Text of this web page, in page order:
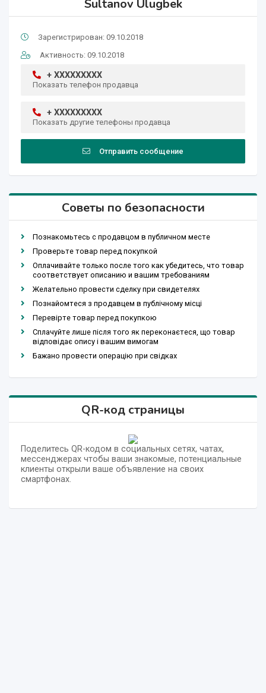
Sultanov Ulugbek
Зарегистрирован: 09.10.2018
Активность: 09.10.2018
+ XXXXXXXXX
Показать телефон продавца
+ XXXXXXXXX
Показать другие телефоны продавца
Отправить сообщение
Советы по безопасности
Познакомьтесь с продавцом в публичном месте
Проверьте товар перед покупкой
Оплачивайте только после того как убедитесь, что товар
соответствует описанию и вашим требованиям
Желательно провести сделку при свидетелях
Познайомтеся з продавцем в публічному місці
Перевірте товар перед покупкою
Сплачуйте лише після того як переконаєтеся, що товар
відповідає опису і вашим вимогам
Бажано провести операцію при свідках
QR-код страницы
Поделитесь QR-кодом в социальных сетях, чатах,
мессенджерах чтобы ваши знакомые, потенциальные
клиенты открыли ваше объявление на своих
смартфонах.